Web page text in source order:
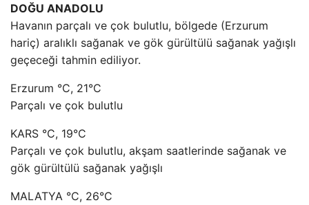
DOĞU ANADOLU
Havanın parçalı ve çok bulutlu, bölgede (Erzurum
hariç) aralıklı sağanak ve gök gürültülü sağanak yağışlı
geçeceği tahmin ediliyor.
Erzurum °C, 21°C
Parçalı ve çok bulutlu
KARS °C, 19°C
Parçalı ve çok bulutlu, akşam saatlerinde sağanak ve
gök gürültülü sağanak yağışlı
MALATYA °C, 26°C